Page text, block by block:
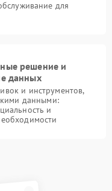
для
решение и
данных
и инструментов,
данными:
и